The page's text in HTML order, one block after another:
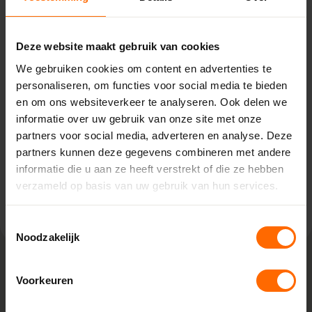
Deze website maakt gebruik van cookies
We gebruiken cookies om content en advertenties te
personaliseren, om functies voor social media te bieden
en om ons websiteverkeer te analyseren. Ook delen we
informatie over uw gebruik van onze site met onze
partners voor social media, adverteren en analyse. Deze
partners kunnen deze gegevens combineren met andere
informatie die u aan ze heeft verstrekt of die ze hebben
verzameld op basis van uw gebruik van hun services.
Noodzakelijk
Voorkeuren
Bouwmaterialen
Langbroekerdijk A 52,
3947BJ Langbroek
0513335000
langbroek@skodora.nl
Selecteren als mijn vestiging
Bekijk vestiging info
Lokaal geproduceerd in onze eigen